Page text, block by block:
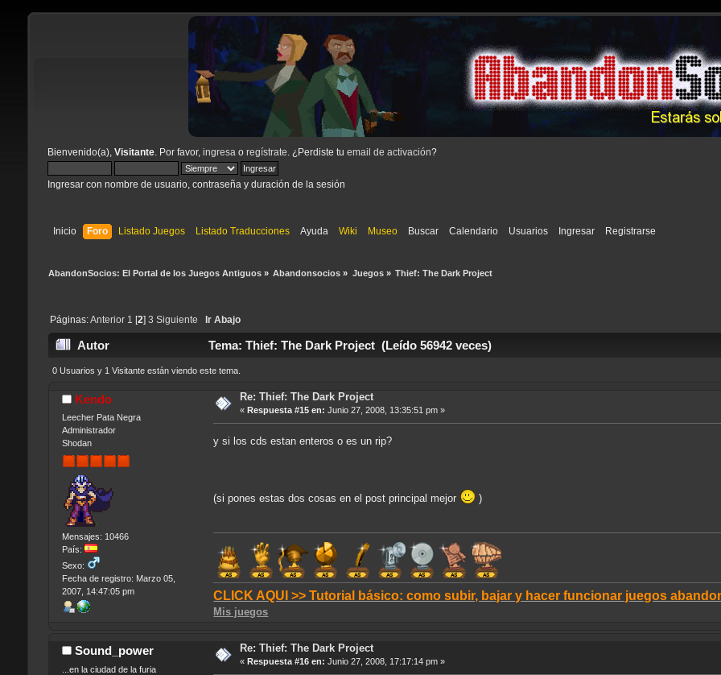
Bienvenido(a), Visitante. Por favor, ingresa o regístrate . ¿Perdiste tu email de activación?
Ingresar con nombre de usuario, contraseña y duración de la sesión
Inicio Foro Listado Juegos Listado Traducciones Ayuda Wiki Museo Buscar Calendario Usuarios Ingresar Registrarse
AbandonSocios: El Portal de los Juegos Antiguos» Abandonsocios » Juegos» Thief: The Dark Project
Páginas:Anterior 1 2 3 Siguiente Ir Abajo
Autor Tema: Thief: The Dark Project (Leído 56942 veces)
0 Usuarios y 1 Visitante están viendo este tema.
Kendo
Leecher Pata Negra
Administrador
Shodan
Mensajes: 10466
País:
Sexo:
Fecha de registro: Marzo 05,
2007, 14:47:05 pm
Re: Thief: The Dark Project
« Respuesta #15 en: Junio 27, 2008, 13:35:51 pm »
y si los cds estan enteros o es un rip?
(si pones estas dos cosas en el post principal mejor )
CLICK AQUI >> Tutorial básico: como subir, bajar y hacer funcionar juegos
Mis juegos
Sound_power
...en la ciudad de la furia
Re: Thief: The Dark Project
« Respuesta #16 en: Junio 27, 2008, 17:17:14 pm »